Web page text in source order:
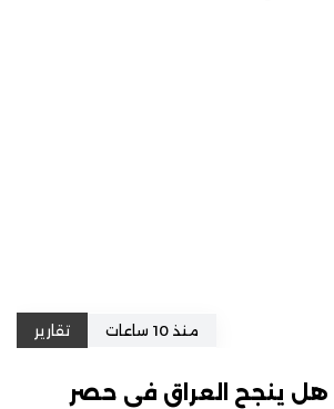
منذ 10 ساعات تقارير
يوماً.. هل ينجح العراق في حصر